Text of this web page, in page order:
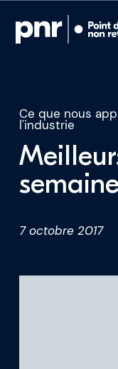
Notre
Qui
Ce que nous
l'industrie
7 octobre 2017